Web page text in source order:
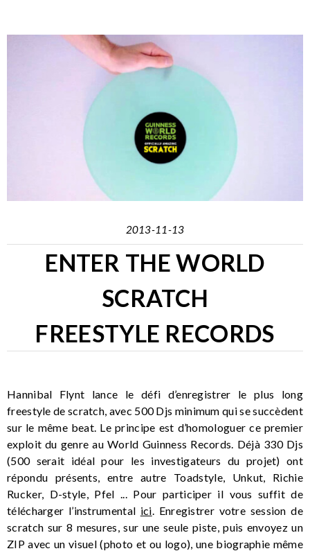
2013-11-13
ENTER THE WORLD
SCRATCH
FREESTYLE RECORDS
Hannibal Flynt lance le défi d’enregistrer le plus long
freestyle de scratch, avec 500 Djs minimum qui se succèdent
sur le même beat. Le principe est d’homologuer ce premier
exploit du genre au World Guinness Records. Déjà 330 Djs
(500 serait idéal pour les investigateurs du projet) ont
répondu présents, entre autre Toadstyle, Unkut, Richie
Rucker, D-style, Pfel ... Pour participer il vous suffit de
télécharger l’instrumental ici. Enregistrer votre session de
scratch sur 8 mesures, sur une seule piste, puis envoyez un
ZIP avec un visuel (photo et ou logo), une biographie même